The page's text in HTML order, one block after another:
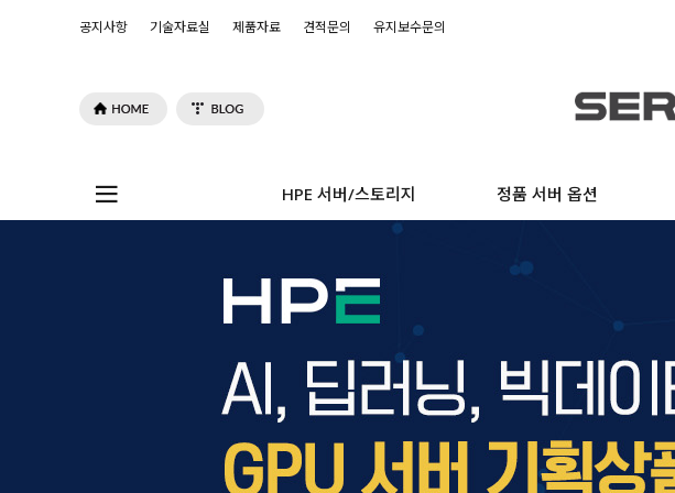
공지사항 기술자료실 제품자료 견적문의 유지보수문의
HPE 서버/스토리지 정품 서버 옵션